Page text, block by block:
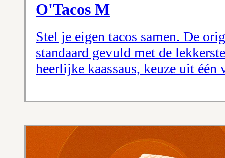
O'Tacos M
Stel je eigen tacos samen. De
standaard gevuld met de
heerlijke kaassaus, keuze uit één